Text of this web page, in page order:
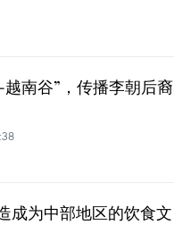
南谷”，传播李朝后裔
成为中部地区的饮食文